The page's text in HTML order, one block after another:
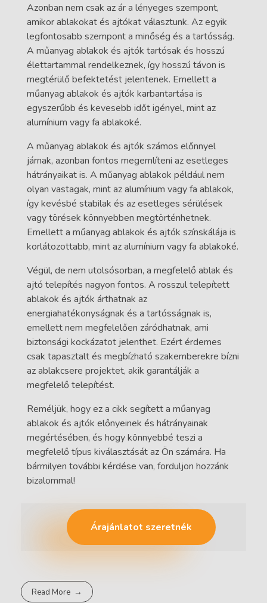
Azonban nem csak az ár a lényeges szempont,
amikor ablakokat és ajtókat választunk. Az egyik
legfontosabb szempont a minőség és a tartósság.
A műanyag ablakok és ajtók tartósak és hosszú
élettartammal rendelkeznek, így hosszú távon is
megtérülő befektetést jelentenek. Emellett a
műanyag ablakok és ajtók karbantartása is
egyszerűbb és kevesebb időt igényel, mint az
alumínium vagy fa ablakoké.
A műanyag ablakok és ajtók számos előnnyel
járnak, azonban fontos megemlíteni az esetleges
hátrányaikat is. A műanyag ablakok például nem
olyan vastagak, mint az alumínium vagy fa ablakok,
így kevésbé stabilak és az esetleges sérülések
vagy törések könnyebben megtörténhetnek.
Emellett a műanyag ablakok és ajtók színskálája is
korlátozottabb, mint az alumínium vagy fa ablakoké.
Végül, de nem utolsósorban, a megfelelő ablak és
ajtó telepítés nagyon fontos. A rosszul telepített
ablakok és ajtók árthatnak az
energiahatékonyságnak és a tartósságnak is,
emellett nem megfelelően záródhatnak, ami
biztonsági kockázatot jelenthet. Ezért érdemes
csak tapasztalt és megbízható szakemberekre bízni
az ablakcsere projektet, akik garantálják a
megfelelő telepítést.
Reméljük, hogy ez a cikk segített a műanyag
ablakok és ajtók előnyeinek és hátrányainak
megértésében, és hogy könnyebbé teszi a
megfelelő típus kiválasztását az Ön számára. Ha
bármilyen további kérdése van, forduljon hozzánk
bizalommal!
Árajánlatot szeretnék
Read More